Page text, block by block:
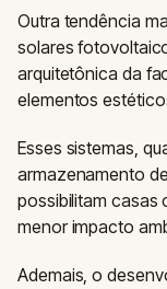
Outra tendência
solares
arquitetônica da
elementos
Esses sistemas,
armazenamento
possibilitam casas
menor impacto
Ademais, o